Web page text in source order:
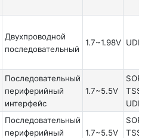
Двухпроводной
последовательный
1.7~1.98V
Последовательный
периферийный
интерфейс
1.7~5.5V
SOP8
Последовательный
периферийный
1.7~5.5V
SOP8